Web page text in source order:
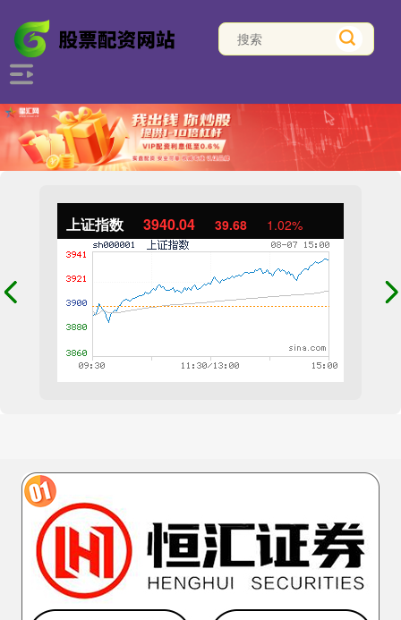
上证指数 3940.04 39.68 1.02%